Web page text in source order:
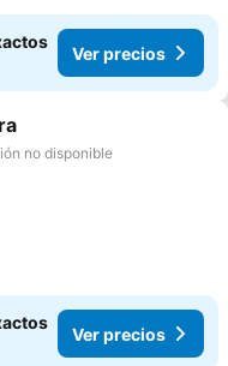
Ver precios
a favoritos
no disponible
Ver precios